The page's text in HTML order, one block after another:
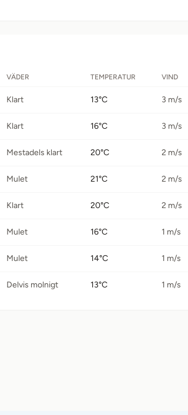
VÄDER TEMPERATUR VIND
Klart 13°C 3 m/s
Klart 16°C 3 m/s
Mestadels klart 20°C 2 m/s
Mulet 21°C 2 m/s
Klart 20°C 2 m/s
Mulet 16°C 1 m/s
Mulet 14°C 1 m/s
Delvis molnigt 13°C 1 m/s